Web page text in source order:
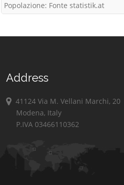
Popolazione: Fonte statistik.at
Address
41124 Via M. Vellani Marchi, 20
Modena, Italy
P.IVA 03466110362